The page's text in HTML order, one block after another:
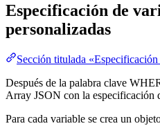
Especificación de
personalizadas
Sección titulada
Después de la palabra clave
Array JSON con la especificación
Para cada variable se crea un